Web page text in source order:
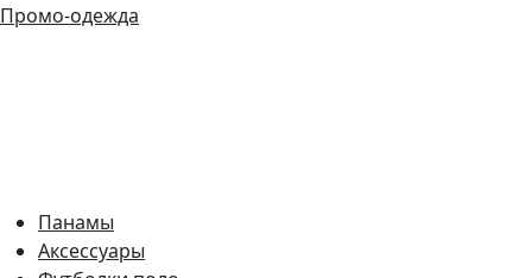
Промо-одежда
Панамы
Аксессуары